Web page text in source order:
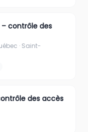
contrôle des
· Saint-
des accès